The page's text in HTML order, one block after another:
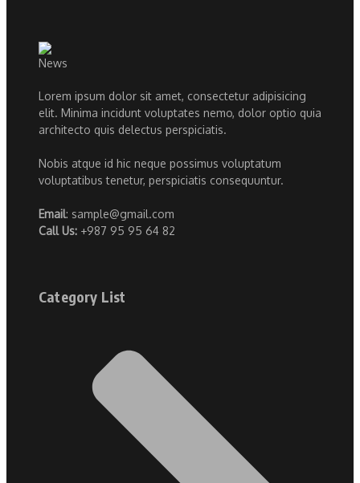
Lorem ipsum dolor sit amet, consectetur adipisicing
elit. Minima incidunt voluptates nemo, dolor optio quia
architecto quis delectus perspiciatis.
Nobis atque id hic neque possimus voluptatum
voluptatibus tenetur, perspiciatis consequuntur.
Email: sample@gmail.com
Call Us: +987 95 95 64 82
Category List